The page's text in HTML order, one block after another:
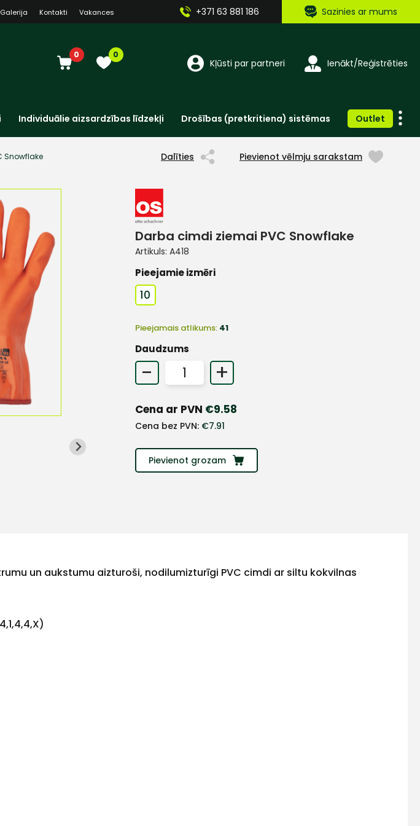
Kontakti Vakances +371 63 881 186 Sazinies ar mums
0 0
Kļūsti par partneri Ienākt/Reģistrēties
Individuālie aizsardzības līdzekļi Drošības (pretkritiena) sistēmas Outlet
Snowflake Dalīties Pievienot vēlmju sarakstam
Darba cimdi ziemai PVC Snowflake
Artikuls: A418
Pieejamie izmēri
10
Pieejamais atlikums: 41
Daudzums
- +
Cena ar PVN €9.58
Cena bez PVN: €7.91
Pievienot grozam
un aukstumu aizturoši, nodilumizturīgi PVC cimdi ar siltu kokvilnas